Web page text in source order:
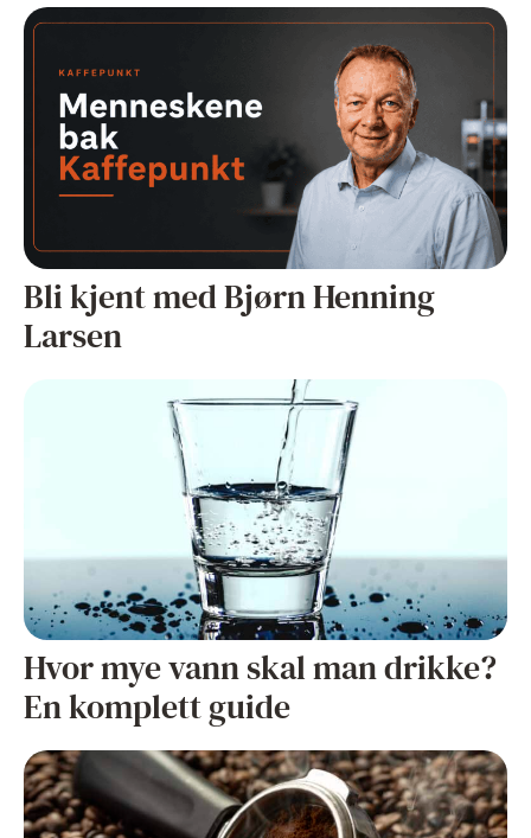
Bli kjent med Bjørn Henning
Larsen
Hvor mye vann skal man drikke?
En komplett guide